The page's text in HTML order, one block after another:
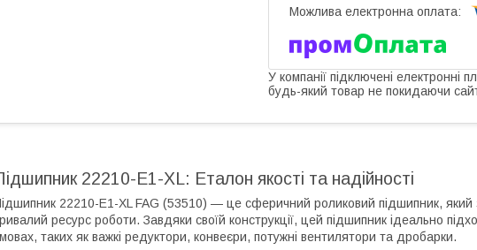
У компанії підключені електронні
будь-який товар не покидаючи
22210-E1-XL: Еталон якості та надійності
22210-E1-XL FAG (53510) — це сферичний роликовий підшипник, який
ресурс роботи. Завдяки своїй конструкції, цей підшипник ідеально
таких як важкі редуктори, конвеєри, потужні вентилятори та дробарки.